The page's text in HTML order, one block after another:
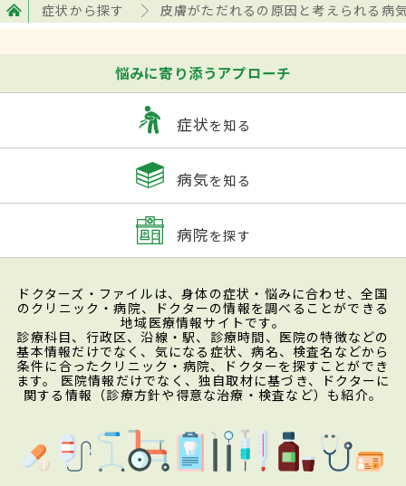
症状から探す 皮膚がただれるの原因と考えられる病
悩みに寄り添うアプローチ
症状を知る
病気を知る
病院を探す
ドクターズ・ファイルは、身体の症状・悩みに合わせ、全国
のクリニック・病院、ドクターの情報を調べることができる
地域医療情報サイトです。
診療科目、行政区、沿線・駅、診療時間、医院の特徴などの
基本情報だけでなく、気になる症状、病名、検査名などから
条件に合ったクリニック・病院、ドクターを探すことができ
ます。 医院情報だけでなく、独自取材に基づき、ドクターに
関する情報（診療方針や得意な治療・検査など）も紹介。